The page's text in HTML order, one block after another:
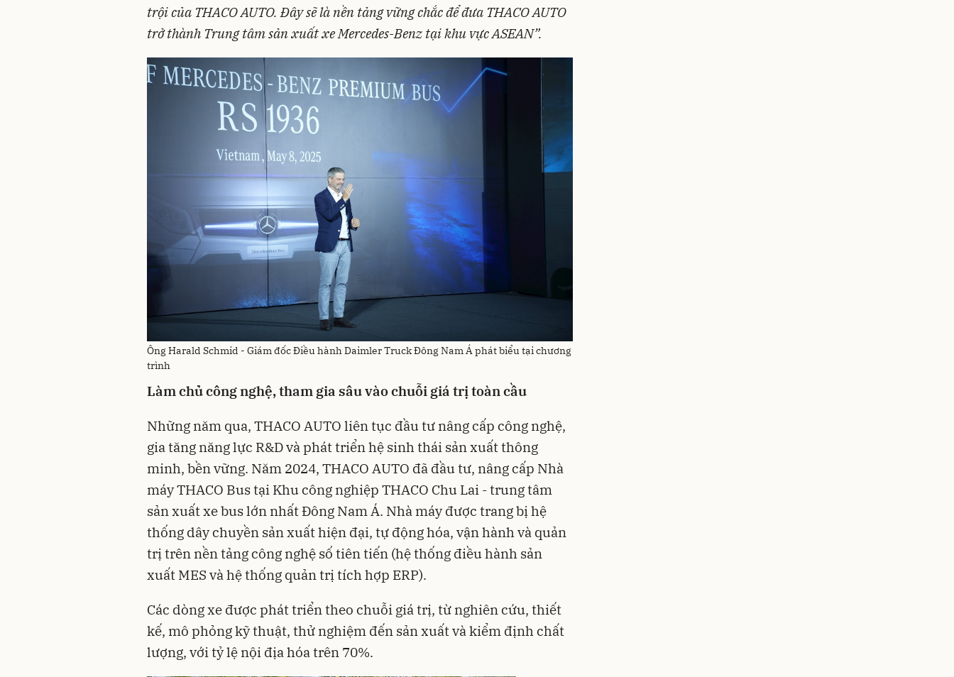
trội của THACO AUTO. Đây sẽ là nền tảng vững chắc để đưa THACO AUTO
trở thành Trung tâm sản xuất xe Mercedes-Benz tại khu vực ASEAN”.
Ông Harald Schmid - Giám đốc Điều hành Daimler Truck Đông Nam Á phát biểu tại chương
trình
Làm chủ công nghệ, tham gia sâu vào chuỗi giá trị toàn cầu
Những năm qua, THACO AUTO liên tục đầu tư nâng cấp công nghệ,
gia tăng năng lực R&D và phát triển hệ sinh thái sản xuất thông
minh, bền vững. Năm 2024, THACO AUTO đã đầu tư, nâng cấp Nhà
máy THACO Bus tại Khu công nghiệp THACO Chu Lai - trung tâm
sản xuất xe bus lớn nhất Đông Nam Á. Nhà máy được trang bị hệ
thống dây chuyền sản xuất hiện đại, tự động hóa, vận hành và quản
trị trên nền tảng công nghệ số tiên tiến (hệ thống điều hành sản
xuất MES và hệ thống quản trị tích hợp ERP).
Các dòng xe được phát triển theo chuỗi giá trị, từ nghiên cứu, thiết
kế, mô phỏng kỹ thuật, thử nghiệm đến sản xuất và kiểm định chất
lượng, với tỷ lệ nội địa hóa trên 70%.